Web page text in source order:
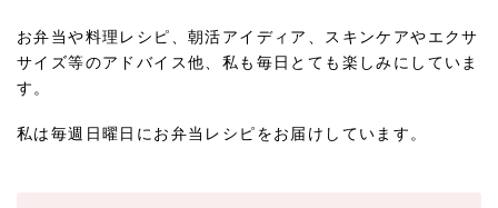
お弁当や料理レシピ、朝活アイディア、スキンケアやエクサ
サイズ等のアドバイス他、私も毎日とても楽しみにしていま
す。
私は毎週日曜日にお弁当レシピをお届けしています。